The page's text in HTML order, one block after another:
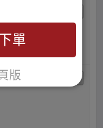
單
版